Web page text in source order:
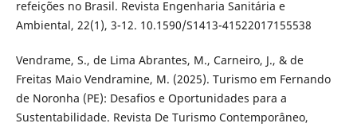
refeições no Brasil. Revista Engenharia Sanitária e
Ambiental, 22(1), 3-12. 10.1590/S1413-41522017155538
Vendrame, S., de Lima Abrantes, M., Carneiro, J., & de
Freitas Maio Vendramine, M. (2025). Turismo em Fernando
de Noronha (PE): Desafios e Oportunidades para a
Sustentabilidade. Revista De Turismo Contemporâneo,